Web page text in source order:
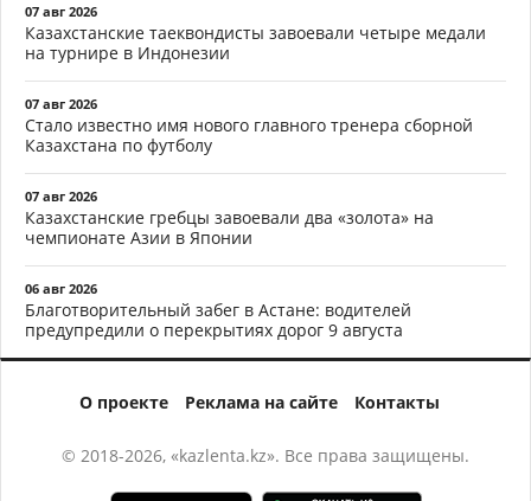
07 авг 2026
Казахстанские таеквондисты завоевали четыре медали
на турнире в Индонезии
07 авг 2026
Стало известно имя нового главного тренера сборной
Казахстана по футболу
07 авг 2026
Казахстанские гребцы завоевали два «золота» на
чемпионате Азии в Японии
06 авг 2026
Благотворительный забег в Астане: водителей
предупредили о перекрытиях дорог 9 августа
О проекте Реклама на сайте Контакты
© 2018-2026, «kazlenta.kz». Все права защищены.